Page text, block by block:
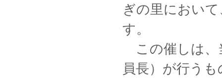
ぎの里におい
す。
この催しは、
員長）が行う